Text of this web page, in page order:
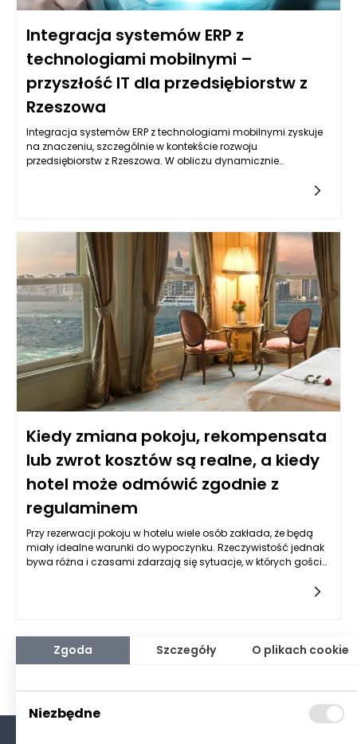
Integracja systemów ERP z
technologiami mobilnymi –
przyszłość IT dla przedsiębiorstw z
Rzeszowa
Integracja systemów ERP z technologiami mobilnymi zyskuje
na znaczeniu, szczególnie w kontekście rozwoju
przedsiębiorstw z Rzeszowa. W obliczu dynamicznie
bardziej efektywne, gdy zostaną wzbogacone o funkcje
mobilne. Dzięki takiej integracji przedsiębiorstwa zyskują
dostęp do kluczowych informacji w czasie rzeczywistym, co
znacząco podnosi efektywność działań i umożliwia szybkie
podejmowanie decyzji.
Kiedy zmiana pokoju, rekompensata
lub zwrot kosztów są realne, a kiedy
hotel może odmówić zgodnie z
regulaminem
Przy rezerwacji pokoju w hotelu wiele osób zakłada, że będą
miały idealne warunki do wypoczynku. Rzeczywistość jednak
bywa różna i czasami zdarzają się sytuacje, w których goście
oferować swoje usługi zgodnie z przedstawionymi
informacjami, ale w przypadku ich złamania goście mogą
ubiegać się o rekompensatę. Istotne jest jednak, by dokładnie
prowadzić.
Zgoda Szczegóły O plikach cookie
Niezbędne